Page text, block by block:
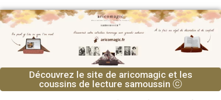
Découvrez le site de aricomagic et les
coussins de lecture samoussin ⓒ